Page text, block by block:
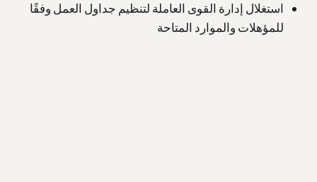
استغلال إدارة القوى العاملة لتنظيم جداول العمل وفقًا
للمؤهلات والموارد المتاحة